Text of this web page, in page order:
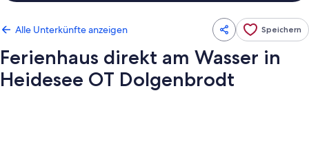
Alle Unterkünfte anzeigen Speichern
Ferienhaus direkt am Wasser in
Heidesee OT Dolgenbrodt